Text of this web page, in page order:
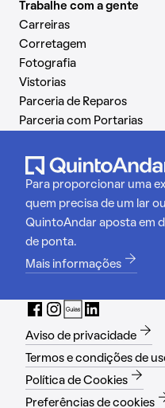
Trabalhe com a gente
Carreiras
Corretagem
Fotografia
Vistorias
Parceria de Reparos
Parceria com Portarias
Para proporcionar uma
quem precisa de um lar
QuintoAndar aposta em
de ponta.
Mais informações
Aviso de privacidade
Termos e condições de
Política de Cookies
Preferências de cookies